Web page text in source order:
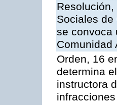
Sociales
se convoca
Comunidad
Orden, 16
determina
instructora